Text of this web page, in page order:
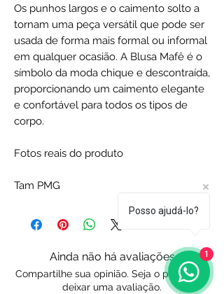
Os punhos largos e o caimento solto a
tornam uma peça versátil que pode ser
usada de forma mais formal ou informal
em qualquer ocasião. A Blusa Mafê é o
símbolo da moda chique e descontraída,
proporcionando um caimento elegante
e confortável para todos os tipos de
corpo.
Fotos reais do produto
Tam PMG
Ainda não há avaliações
Compartilhe sua opinião. Seja o primeiro a
deixar uma avaliação.
Posso ajudá-lo?
1